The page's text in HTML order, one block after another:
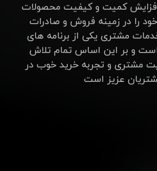
کمیت و کیفیت محصولات
را در زمینه فروش و صادرات
مشتری یکی از برنامه های
و بر این اساس تمام تلاش
مشتری و تجربه خرید خوب در
عزیز است